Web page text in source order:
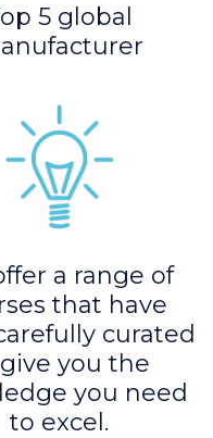
5 global
a range of
that have
curated
you the
you need
to excel.